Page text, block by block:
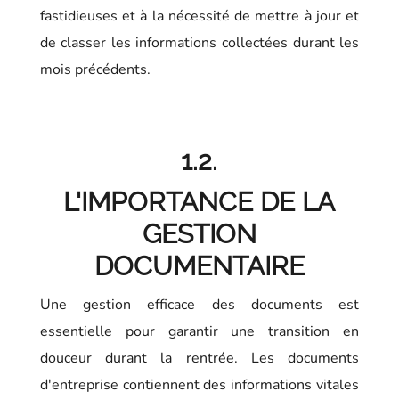
fastidieuses et à la nécessité de mettre à jour et
de classer les informations collectées durant les
mois précédents.
1.2.
L'IMPORTANCE DE LA
GESTION
DOCUMENTAIRE
Une gestion efficace des documents est
essentielle pour garantir une transition en
douceur durant la rentrée. Les documents
d'entreprise contiennent des informations vitales